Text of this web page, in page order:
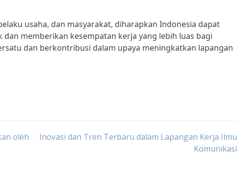
usaha, dan masyarakat, diharapkan Indonesia dapat
memberikan kesempatan kerja yang lebih luas bagi
dan berkontribusi dalam upaya meningkatkan lapangan
oleh
Inovasi dan Tren Terbaru dalam Lapangan Kerja Ilmu
Komunikasi